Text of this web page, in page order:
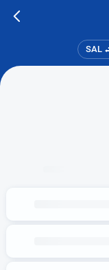
SAL